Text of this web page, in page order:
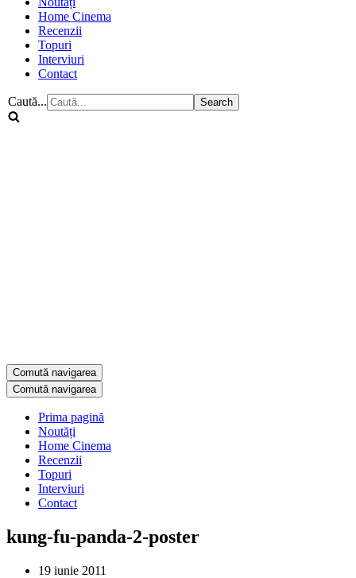
Home Cinema
Recenzii
Topuri
Interviuri
Contact
Caută...
Comută navigarea
Comută navigarea
Prima pagină
Noutăți
Home Cinema
Recenzii
Topuri
Interviuri
Contact
kung-fu-panda-2-poster
19 iunie 2011